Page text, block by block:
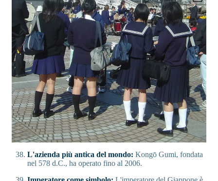
L'azienda più antica del mondo: Kongō Gumi, fondata
nel 578 d.C., ha operato fino al 2006.